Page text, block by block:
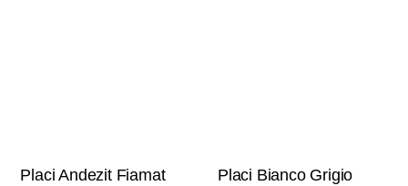
Placi Andezit Fiamat
Placi Bianco Grigio